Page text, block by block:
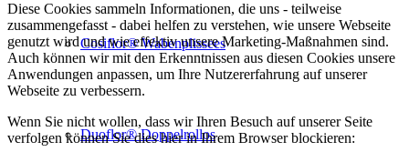
Cosiflor® Wabenplissees
Duoflor® Doppelrollos
Diese Cookies sammeln Informationen, die uns - teilweise
zusammengefasst - dabei helfen zu verstehen, wie unsere Webseite
genutzt wird und wie effektiv unsere Marketing-Maßnahmen sind.
Auch können wir mit den Erkenntnissen aus diesen Cookies unsere
Anwendungen anpassen, um Ihre Nutzererfahrung auf unserer
Webseite zu verbessern.
Wenn Sie nicht wollen, dass wir Ihren Besuch auf unserer Seite
verfolgen können Sie dies hier in Ihrem Browser blockieren: